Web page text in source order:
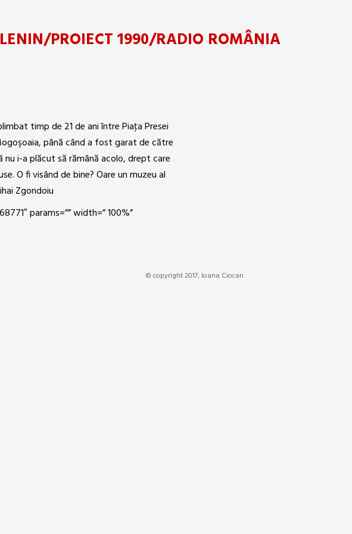
PROIECT 1990/RADIO ROMÂNIA
timp de 21 de ani între Piaţa Presei
până când a fost garat de către
nu i-a plăcut să rămână acolo, drept care
O fi visând de bine? Oare un muzeu al
Zgondoiu
params=”” width=” 100%”
© copyright 2017, Ioana Ciocan